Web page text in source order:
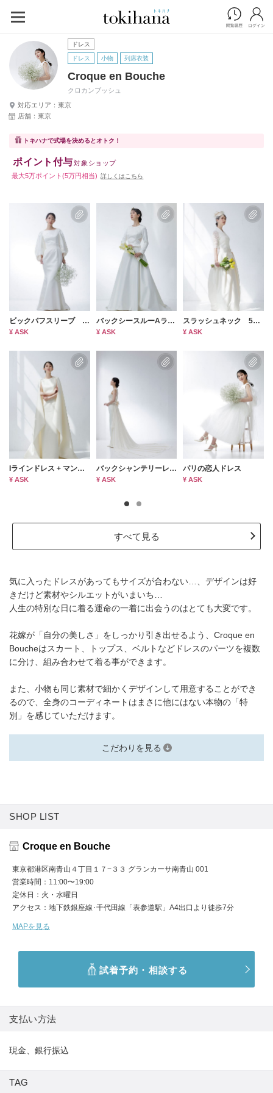
ドレス
ドレス 小物 列席衣装
Croque en Bouche
クロカンブッシュ
対応エリア：東京
店舗：東京
トキハナで式場を決めるとオトク！
ポイント付与 対象ショップ
最大5万ポイント(5万円相当) 詳しくはこちら
ビックパフスリーブ マーメイドドレス(haute couture)
¥ ASK
バックシースルーAラインドレス(haute couture)
¥ ASK
スラッシュネック 5分袖 クロスタック チューリップラインドレス(haute couture)
¥ ASK
Iラインドレス + マントトレーン(haute couture)
¥ ASK
バックシャンテリーレース Iラインドレス + シフォントレーン(haute couture)
¥ ASK
パリの恋人ドレス
¥ ASK
すべて見る
気に入ったドレスがあってもサイズが合わない…、デザインは好
きだけど素材やシルエットがいまいち…
人生の特別な日に着る運命の一着に出会うのはとても大変です。
花嫁が「自分の美しさ」をしっかり引き出せるよう、Croque en
Boucheはスカート、トップス、ベルトなどドレスのパーツを複数
に分け、組み合わせて着る事ができます。
また、小物も同じ素材で細かくデザインして用意することができ
るので、全身のコーディネートはまさに他にはない本物の「特
別」を感じていただけます。
こだわりを見る
SHOP LIST
Croque en Bouche
東京都港区南青山４丁目１７−３３ グランカーサ南青山 001
営業時間
11:00〜19:00
定休日
火・水曜日
アクセス
地下鉄銀座線･千代田線「表参道駅」A4出口より徒歩7分
MAPを見る
試着予約・相談する
支払い方法
現金、銀行振込
TAG